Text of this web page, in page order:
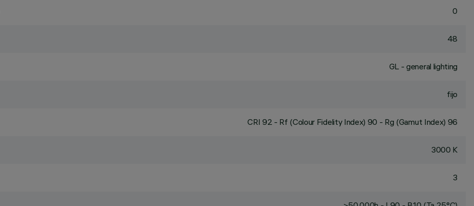
0
48
GL - general lighting
fijo
CRI 92 - Rf (Colour Fidelity Index) 90 - Rg (Gamut Index) 96
3000 K
3